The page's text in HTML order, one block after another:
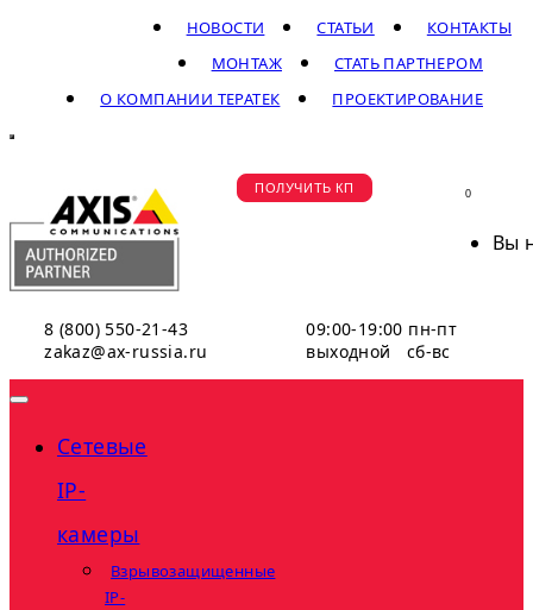
КОНТАКТЫ
СТАТЬИ
НОВОСТИ
СТАТЬ ПАРТНЕРОМ
МОНТАЖ
ПРОЕКТИРОВАНИЕ
О КОМПАНИИ ТЕРАТЕК
8 (800) 550-21-43
zakaz@ax-russia.ru
09:00-19:00 пн-пт
выходной сб-вс
ПОЛУЧИТЬ КП 0
Вы
Сетевые
IP-
камеры
Взрывозащищенные
IP-